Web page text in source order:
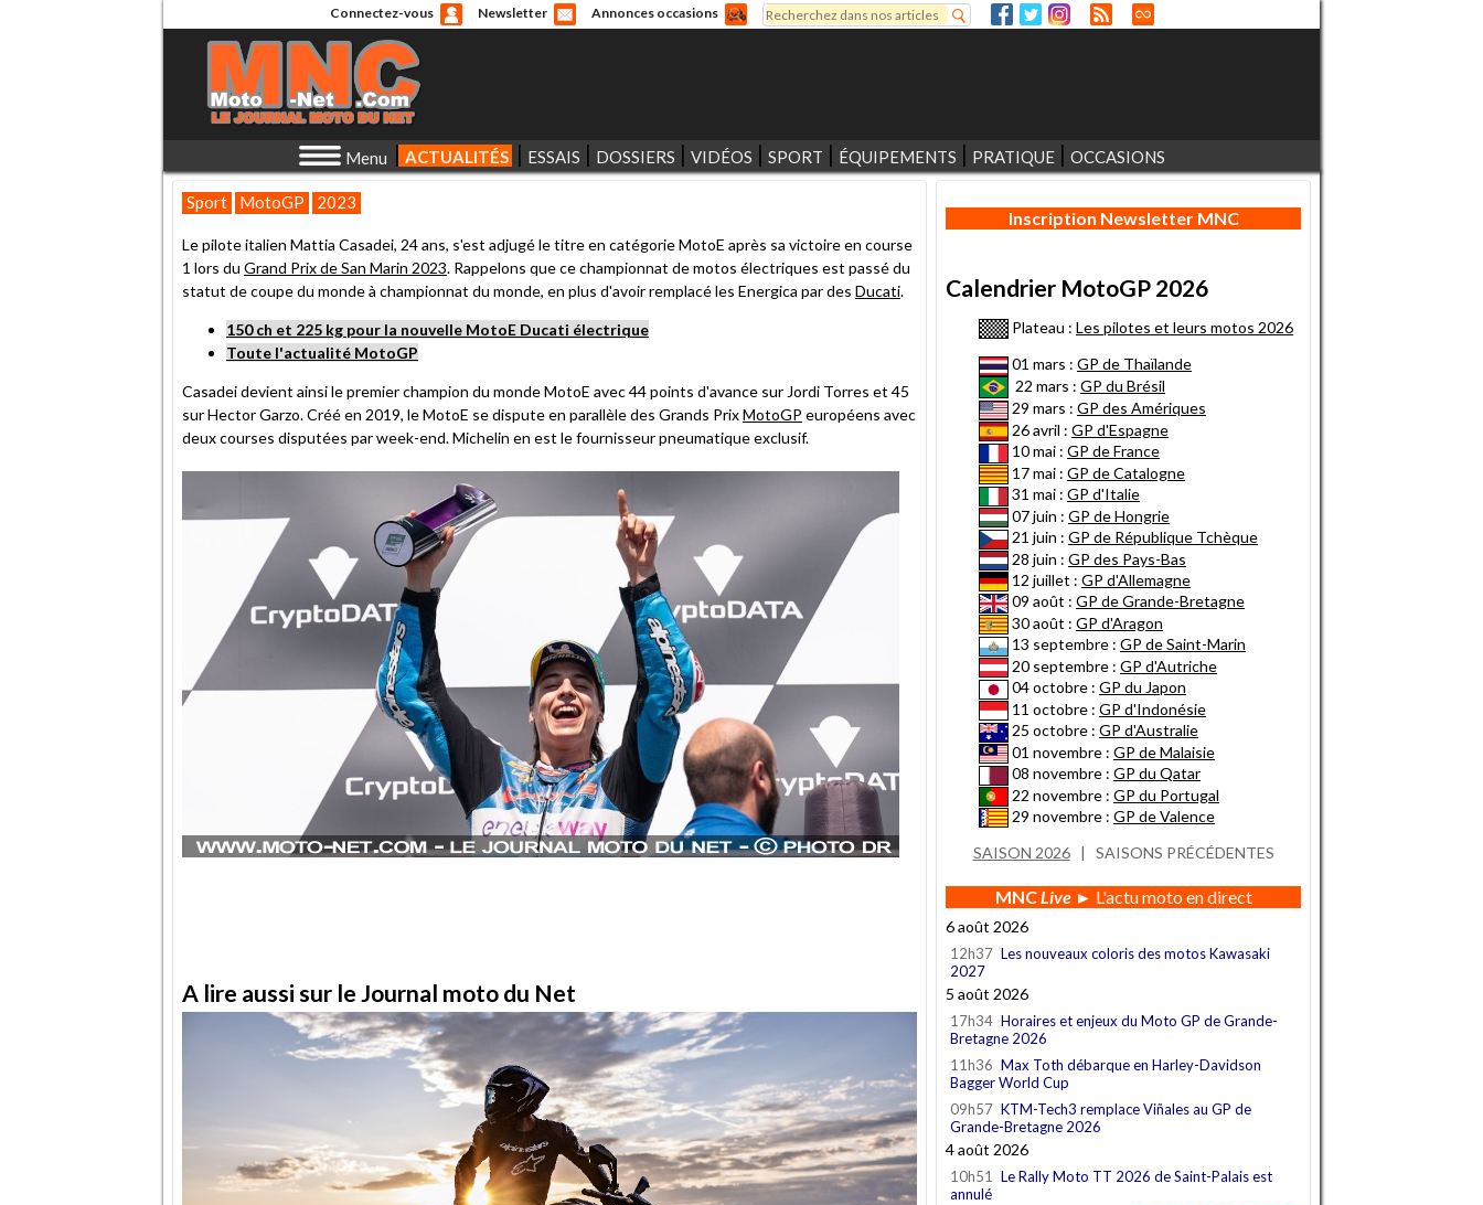
Connectez-vous Newsletter Annonces occasions
Formulaire de recherche
Rechercher
Menu ACTUALITÉS ESSAIS DOSSIERS VIDÉOS SPORT ÉQUIPEMENTS PRATIQUE OCCASIONS
Sport MotoGP 2023
Le pilote italien Mattia Casadei, 24 ans, s'est adjugé le titre en catégorie MotoE après sa victoire en course
1 lors du Grand Prix de San Marin 2023. Rappelons que ce championnat de motos électriques est passé du
statut de coupe du monde à championnat du monde, en plus d'avoir remplacé les Energica par des Ducati.
150 ch et 225 kg pour la nouvelle MotoE Ducati électrique
Toute l'actualité MotoGP
Casadei devient ainsi le premier champion du monde MotoE avec 44 points d'avance sur Jordi Torres et 45
sur Hector Garzo. Créé en 2019, le MotoE se dispute en parallèle des Grands PrixMotoGP européens avec
deux courses disputées par week-end. Michelin en est le fournisseur pneumatique exclusif.
A lire aussi sur le Journal moto du Net
Inscription Newsletter MNC
Calendrier MotoGP 2026
Plateau : Les pilotes et leurs motos 2026
01 mars : GP de Thaïlande
22 mars : GP du Brésil
29 mars : GP des Amériques
26 avril : GP d'Espagne
10 mai : GP de France
17 mai : GP de Catalogne
31 mai : GP d'Italie
07 juin : GP de Hongrie
21 juin : GP de République Tchèque
28 juin : GP des Pays-Bas
12 juillet : GP d'Allemagne
09 août : GP de Grande-Bretagne
30 août : GP d'Aragon
13 septembre : GP de Saint-Marin
20 septembre : GP d'Autriche
04 octobre : GP du Japon
11 octobre : GP d'Indonésie
25 octobre : GP d'Australie
01 novembre : GP de Malaisie
08 novembre : GP du Qatar
22 novembre : GP du Portugal
29 novembre : GP de Valence
SAISON 2026| SAISONS PRÉCÉDENTES
MNCLive► L'actu moto en direct
6 août 2026
12h37 Les nouveaux coloris des motos Kawasaki
2027
5 août 2026
17h34 Horaires et enjeux du Moto GP de Grande-
Bretagne 2026
11h36 Max Toth débarque en Harley-Davidson
Bagger World Cup
09h57 KTM-Tech3 remplace Viñales au GP de
Grande-Bretagne 2026
4 août 2026
10h51 Le Rally Moto TT 2026 de Saint-Palais est
annulé